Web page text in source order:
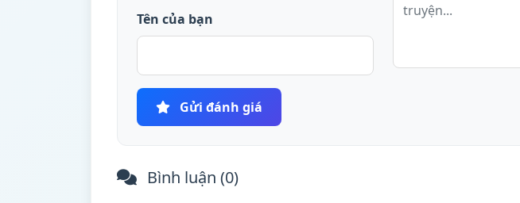
Tên của bạn
Gửi đánh giá
Bình luận (0)